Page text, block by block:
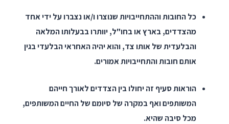
כל החובות וההתחייבויות שנוצרו ו/או נצברו על ידי אחד
מהצדדים, בארץ או בחו"ל, יוותרו בבעלותו המלאה
והבלעדית של אותו צד, והוא יהיה האחראי הבלעדי בגין
אותם חובות והתחייבויות אמורים.
הוראות סעיף זה יחולו בין הצדדים לאורך חייהם
המשותפים ואף במקרה של סיומם של החיים המשותפים,
מכל סיבה שהיא.